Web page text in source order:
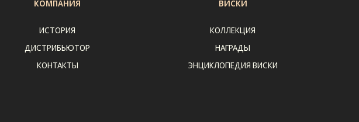
КОМПАНИЯ
ИСТОРИЯ
ДИСТРИБЬЮТОР
КОНТАКТЫ
ВИСКИ
КОЛЛЕКЦИЯ
НАГРАДЫ
ЭНЦИКЛОПЕДИЯ ВИСКИ